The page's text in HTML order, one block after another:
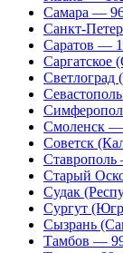
Самара —
Санкт-
Саратов —
Саргатское
Светлоград
Смоленск
Советск
Старый
Судак
Сургут
Сызрань
Тамбов —